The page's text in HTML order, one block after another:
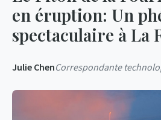
en éruption: Un
spectaculaire à La
Julie ChenCorrespondante